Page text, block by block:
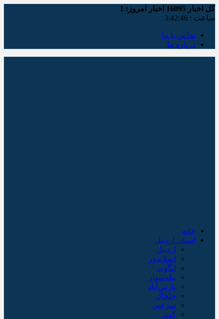
کل اخبار اخبار امروز: 1
ساعت : 3:42:46
تماس با ما
درباره ما
خانه
استان اردبیل
اردبیل
اصلاندوز
انگوت
بیله‌سوار
پارس‌آباد
خلخال
سرعین
کوثر